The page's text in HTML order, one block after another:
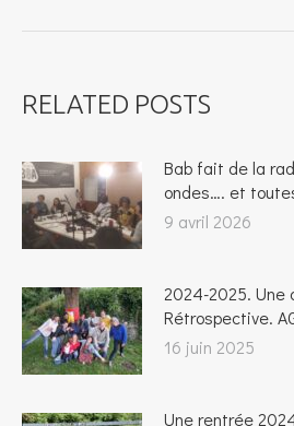
RELATED POSTS
Bab fait de la
ondes…. et
9 avril 2026
2024-2025. Une
Rétrospective.
16 juin 2025
Une rentrée